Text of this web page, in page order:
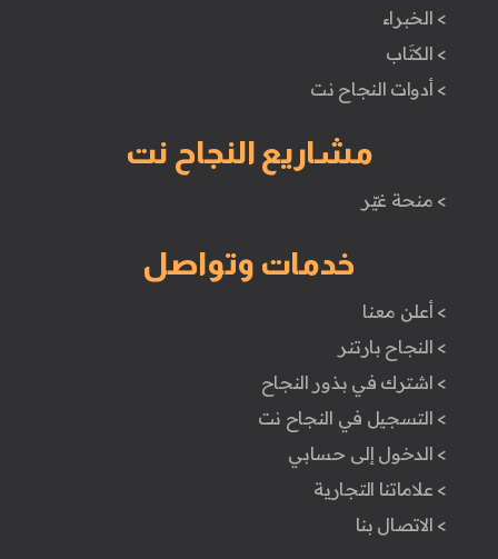
> الخبراء
> الكتَاب
> أدوات النجاح نت
مشاريع النجاح نت
> منحة غيّر
خدمات وتواصل
> أعلن معنا
> النجاح بارتنر
> اشترك في بذور النجاح
> التسجيل في النجاح نت
> الدخول إلى حسابي
> علاماتنا التجارية
> الاتصال بنا